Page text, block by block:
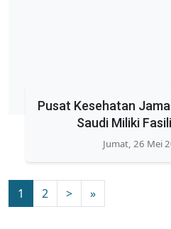
Pusat Kesehatan
Saudi Miliki
Jumat, 26 Mei
1 2 > »